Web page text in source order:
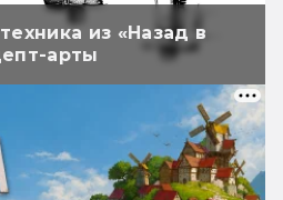
из «Назад в
арты